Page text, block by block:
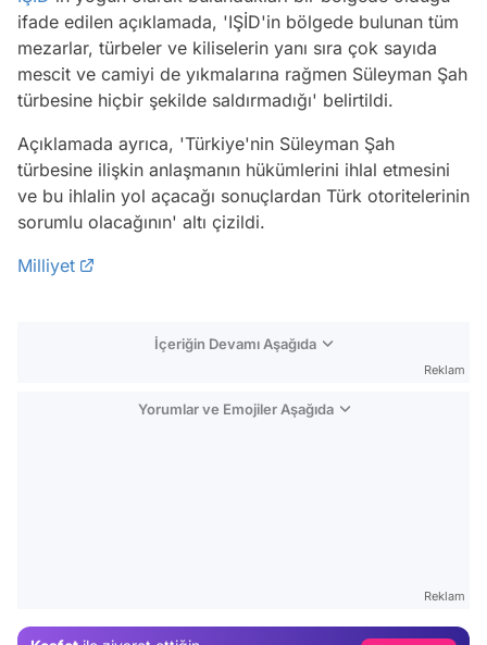
ifade edilen açıklamada, 'IŞİD'in bölgede bulunan tüm
mezarlar, türbeler ve kiliselerin yanı sıra çok sayıda
mescit ve camiyi de yıkmalarına rağmen Süleyman Şah
türbesine hiçbir şekilde saldırmadığı' belirtildi.
Açıklamada ayrıca, 'Türkiye'nin Süleyman Şah
türbesine ilişkin anlaşmanın hükümlerini ihlal etmesini
ve bu ihlalin yol açacağı sonuçlardan Türk otoritelerinin
sorumlu olacağının' altı çizildi.
Milliyet
İçeriğin Devamı Aşağıda
Reklam
Yorumlar ve Emojiler Aşağıda
Reklam